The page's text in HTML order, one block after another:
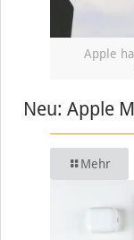
Apple
Neu: Apple
Mehr